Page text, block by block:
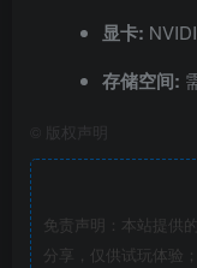
显卡:
存储空间:
版权声明
免责声明：本站提供
分享，仅供试玩体验